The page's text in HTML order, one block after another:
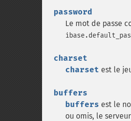
password
Le mot de passe
charset
charset est le
buffers
buffers est le
ou omis, le